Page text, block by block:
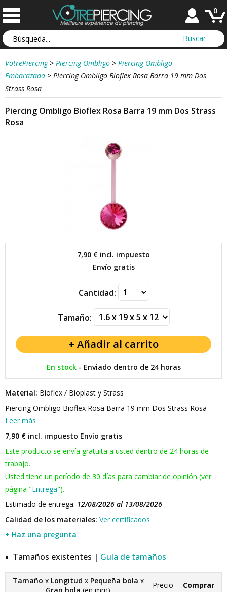
0
VotrePiercing > Piercing Ombligo > Piercing Ombligo
Embarazada > Piercing Ombligo Bioflex Rosa Barra 19 mm Dos
Strass Rosa
Piercing Ombligo Bioflex Rosa Barra 19 mm Dos Strass
Rosa
7,90 € incl. impuesto
Envío gratis
Cantidad:
Tamaño:
En stock- Enviado dentro de 24 horas
Material: Bioflex / Bioplast y Strass
Piercing Ombligo Bioflex Rosa Barra 19 mm Dos Strass Rosa
Leer más
7,90 € incl. impuesto Envío gratis
Este producto se envía gratuita a usted dentro de 24 horas de
trabajo.
Usted tiene un período de 30 días para cambiar de opinión (ver
página "Entrega").
Estimado de entrega: 12/08/2026 al 13/08/2026
Calidad de los materiales: Ver certificados
+ Haz una pregunta
Tamaños existentes | Guía de tamaños
Tamaño x Longitud x Pequeña bola x
Precio Comprar